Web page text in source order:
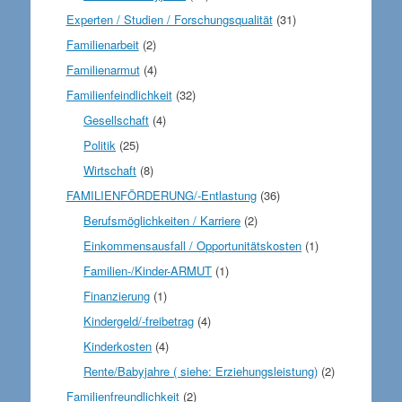
Experten / Studien / Forschungsqualität(31)
Familienarbeit(2)
Familienarmut(4)
Familienfeindlichkeit(32)
Gesellschaft (4)
Politik (25)
Wirtschaft (8)
FAMILIENFÖRDERUNG/-Entlastung(36)
Berufsmöglichkeiten / Karriere (2)
Einkommensausfall / Opportunitätskosten (1)
Familien-/Kinder-ARMUT (1)
Finanzierung (1)
Kindergeld/-freibetrag (4)
Kinderkosten (4)
Rente/Babyjahre ( siehe: Erziehungsleistung) (2)
Familienfreundlichkeit(2)